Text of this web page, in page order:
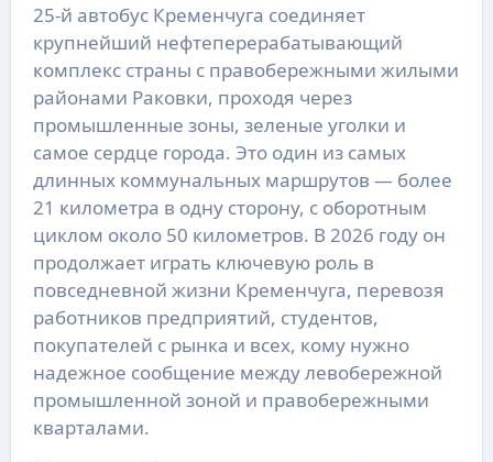
25-й автобус Кременчуга соединяет
крупнейший нефтеперерабатывающий
комплекс страны с правобережными жилыми
районами Раковки, проходя через
промышленные зоны, зеленые уголки и
самое сердце города. Это один из самых
длинных коммунальных маршрутов — более
21 километра в одну сторону, с оборотным
циклом около 50 километров. В 2026 году он
продолжает играть ключевую роль в
повседневной жизни Кременчуга, перевозя
работников предприятий, студентов,
покупателей с рынка и всех, кому нужно
надежное сообщение между левобережной
промышленной зоной и правобережными
кварталами.